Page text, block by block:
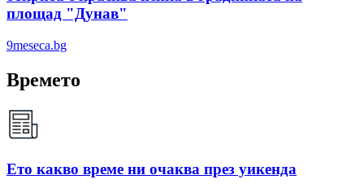
площад "Дунав"
9meseca.bg
Времето
Ето какво време ни очаква през уикенда